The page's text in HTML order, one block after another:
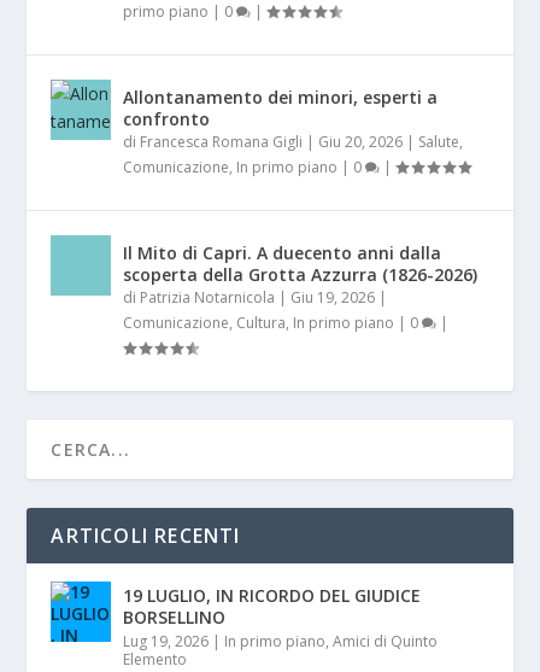
primo piano | 0 |
Allontanamento dei minori, esperti a
confronto
di Francesca Romana Gigli | Giu 20, 2026 | Salute,
Comunicazione, In primo piano | 0 |
Il Mito di Capri. A duecento anni dalla
scoperta della Grotta Azzurra (1826-2026)
di Patrizia Notarnicola | Giu 19, 2026 |
Comunicazione, Cultura, In primo piano | 0 |
ARTICOLI RECENTI
19 LUGLIO, IN RICORDO DEL GIUDICE
BORSELLINO
Lug 19, 2026 | In primo piano,Amici di Quinto
Elemento